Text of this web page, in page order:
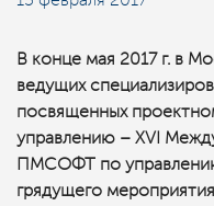
В конце мая 2017 г. в
ведущих
посвященных
управлению – XVI
ПМСОФТ по
грядущего